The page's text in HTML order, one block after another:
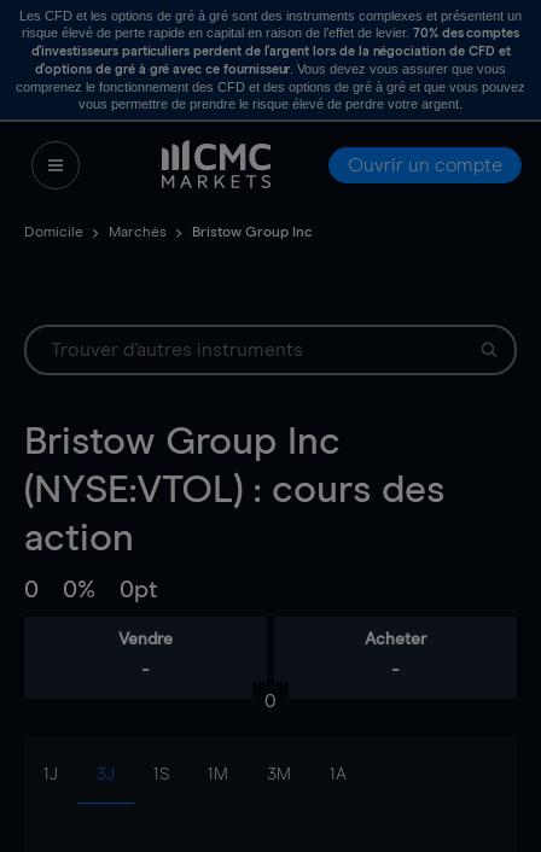
Les CFD et les options de gré à gré sont des instruments complexes et présentent un
risque élevé de perte rapide en capital en raison de l’effet de levier. 70% des comptes
d’investisseurs particuliers perdent de l’argent lors de la négociation de CFD et
d’options de gré à gré avec ce fournisseur . Vous devez vous assurer que vous
comprenez le fonctionnement des CFD et des options de gré à gré et que vous pouvez
vous permettre de prendre le risque élevé de perdre votre argent.
Ouvrir un compte
Domicile Marchés Bristow Group Inc
Bristow Group Inc
(NYSE:VTOL) : cours des
action
0 0% 0pt
Vendre
-
Acheter
-
0
1J 3J 1S 1M 3M 1A